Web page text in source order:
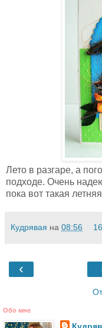
Лето в разгаре, а
подходе. Очень
пока вот такая
Кудрявая на 08:56
‹
Обо мне